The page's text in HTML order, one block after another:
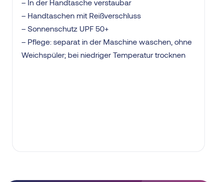
– In der Handtasche verstaubar
– Handtaschen mit Reißverschluss
– Sonnenschutz UPF 50+
– Pflege: separat in der Maschine waschen, ohne
Weichspüler; bei niedriger Temperatur trocknen